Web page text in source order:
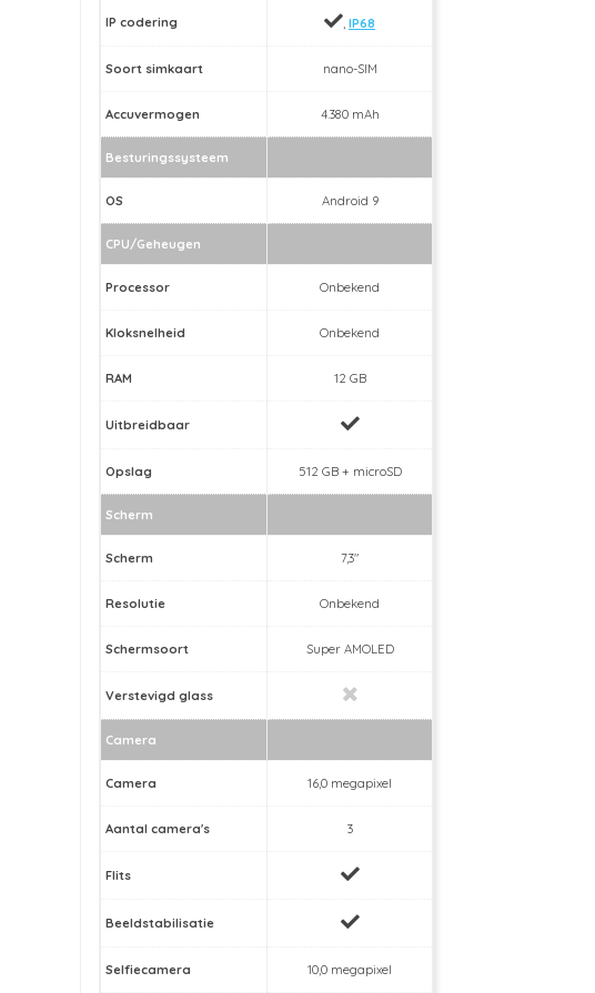
IP codering IP68
Soort simkaart nano-SIM
Accuvermogen 4.380 mAh
Besturingssysteem
OS Android 9
CPU/Geheugen
Processor Onbekend
Kloksnelheid Onbekend
RAM 12 GB
Uitbreidbaar
Opslag 512 GB + microSD
Scherm
Scherm 7,3"
Resolutie Onbekend
Schermsoort Super AMOLED
Verstevigd glass
Camera
Camera 16,0 megapixel
Aantal camera's 3
Flits
Beeldstabilisatie
Selfiecamera 10,0 megapixel